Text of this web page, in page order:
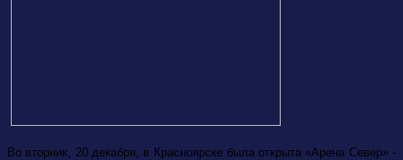
Во вторник, 20 декабря, в Красноярске была открыта «Арена Север» -